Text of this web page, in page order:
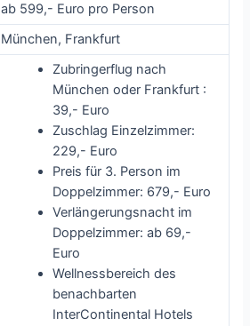
ab 599,- Euro pro Person
München, Frankfurt
Zubringerflug nach
München oder Frankfurt :
39,- Euro
Zuschlag Einzelzimmer:
229,- Euro
Preis für 3. Person im
Doppelzimmer: 679,- Euro
Verlängerungsnacht im
Doppelzimmer: ab 69,-
Euro
Wellnessbereich des
benachbarten
InterContinental Hotels